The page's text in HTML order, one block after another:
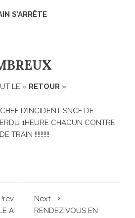
S’ARRÊTE
LE « RETOUR »
D’INCIDENT SNCF DE
1HEURE CHACUN CONTRE
TRAIN !!!!!!!!!!
A
Next
RENDEZ VOUS EN